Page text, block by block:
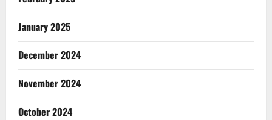
January 2025
December 2024
November 2024
October 2024